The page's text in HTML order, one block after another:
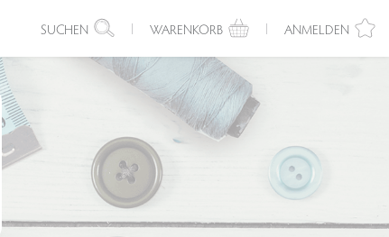
SUCHEN WARENKORB ANMELDEN